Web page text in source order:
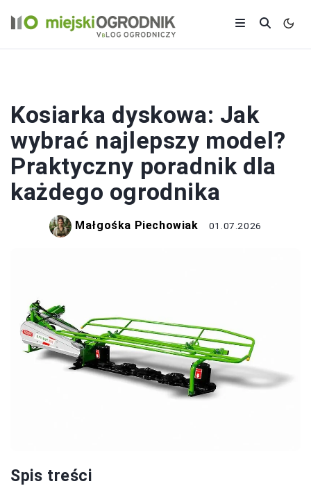
Kosiarka dyskowa: Jak
wybrać najlepszy model?
Praktyczny poradnik dla
każdego ogrodnika
Małgośka Piechowiak 01.07.2026
Spis treści